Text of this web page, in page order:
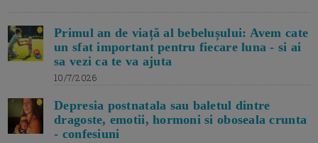
Primul an de viață al bebelușului: Avem cate
un sfat important pentru fiecare luna - si ai
sa vezi ca te va ajuta
10/7/2026
Depresia postnatala sau baletul dintre
dragoste, emotii, hormoni si oboseala crunta
- confesiuni